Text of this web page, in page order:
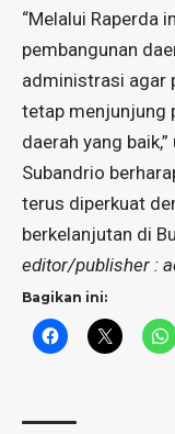
“Melalui Raperda
pembangunan
administrasi agar
tetap menjunjung
daerah yang baik,”
Subandrio
terus diperkuat
berkelanjutan di
editor/publisher :
Bagikan ini: